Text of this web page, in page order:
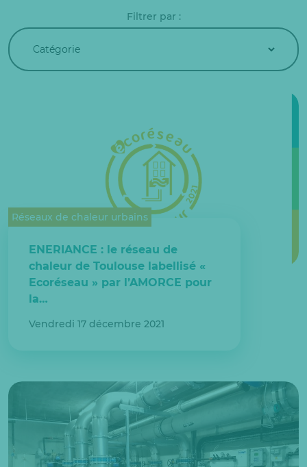
Filtrer par :
Réseaux de chaleur urbains
ENERIANCE : le réseau de
chaleur de Toulouse labellisé «
Ecoréseau » par l’AMORCE pour
la…
Vendredi 17 décembre 2021